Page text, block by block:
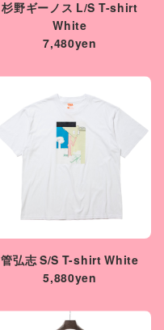
杉野ギーノス L/S T-shirt
White
7,480yen
管弘志 S/S T-shirt White
5,880yen